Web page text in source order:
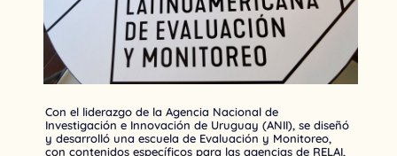
Con el liderazgo de la Agencia Nacional de
Investigación e Innovación de Uruguay (ANII), se diseñó
y desarrolló una escuela de Evaluación y Monitoreo,
con contenidos específicos para las agencias de RELAI,